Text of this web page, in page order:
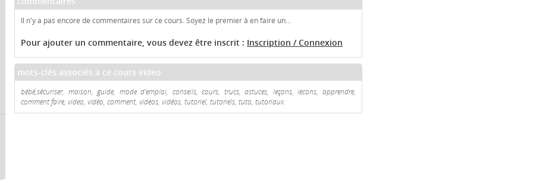
Il n'y a pas encore de commentaires sur ce cours. Soyez le premier à en faire un...
Pour ajouter un commentaire, vous devez être inscrit : Inscription / Connexion
mots-clés associés à ce cours video
bébé,sécuriser, maison, guide, mode d'emploi, conseils, cours, trucs, astuces, leçons, lecons, apprendre,
comment faire, video, vidéo, comment, videos, vidéos, tutoriel, tutoriels, tuto, tutoriaux.